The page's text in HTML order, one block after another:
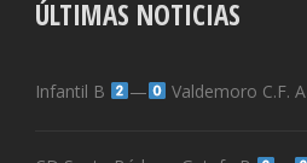
ÚLTIMAS NOTICIAS
Infantil B — Valdemoro C.F. A